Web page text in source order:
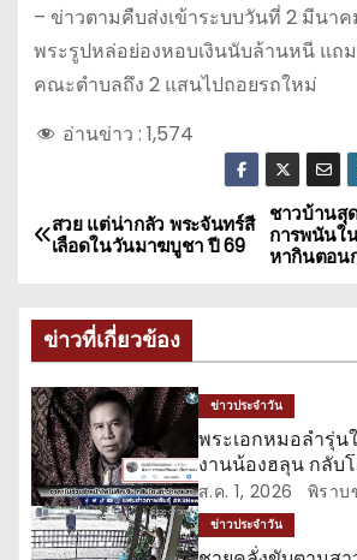
– ข่าวตามคืบส่งเข้าระบบวันที่ 2 มีนา
พระรูปหล่อย่องหอบเงินนับล้านหนี แถม
คณะตำบลถึง 2 แสนไปถอยรถใหม่
อ่านข่าว : 1,574
แ
ะ
แ
น
ว
เ
ชาวบ้านสุ
การพนันใ
หากินตอน
สวย แต่น่ากลัว พระจันทร์สี
เลือดในวันมาฆบูชา ปี 69
ข่าวที่เกี่ยวข้อง
ข่าวประจำวัน
พระเอกหมอลำรุ่
งานน้องฮลุน กลับ
ส.ค. 1, 2026 พิราบ
ข่าวประจำวัน